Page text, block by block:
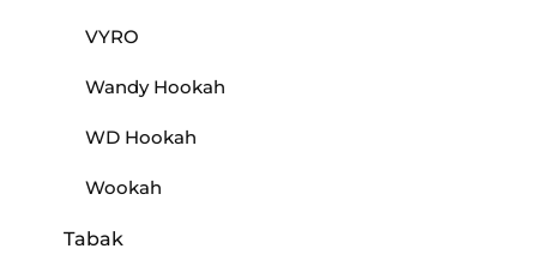
VYRO
Wandy Hookah
WD Hookah
Wookah
Tabak